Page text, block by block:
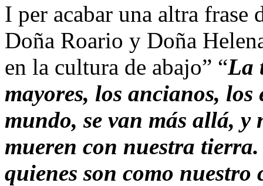
I per acabar una altra
Doña Roario y Doña
en la cultura de abajo” “La
mayores, los ancianos,
mundo, se van más allá, y
mueren con nuestra
quienes son como